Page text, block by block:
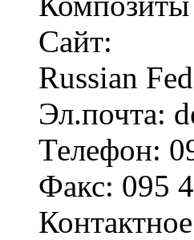
Сайт:
Russian
Эл.почта:
Телефон:
Факс: 095